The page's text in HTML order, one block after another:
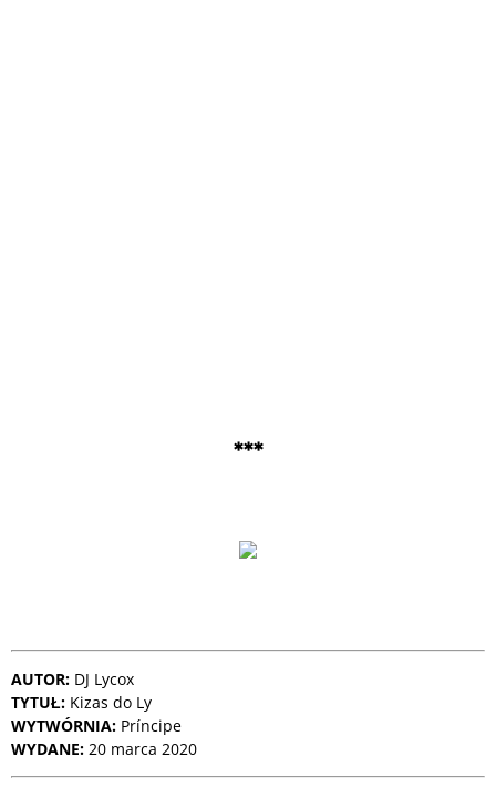
***
AUTOR: DJ Lycox
TYTUŁ: Kizas do Ly
WYTWÓRNIA: Príncipe
WYDANE: 20 marca 2020